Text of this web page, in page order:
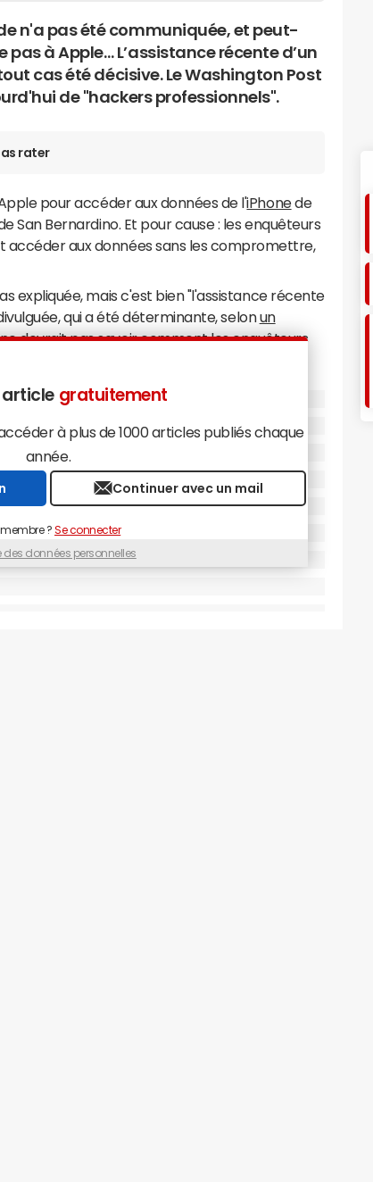
n'a pas été communiquée, et peut-
pas à Apple… L’assistance récente d’un
cas été décisive. Le Washington Post
de "hackers professionnels".
rater
pour accéder aux données de l'iPhonede
San Bernardino. Et pour cause : les enquêteurs
aux données sans les compromettre,
expliquée, mais c'est bien "l'assistance récente
qui a été déterminante, selonun
devrait pas savoir comment les enquêteurs
failles inconnues affectant iOS ont déjà pu
tiers décisif pouvait être Cellebrite, une
sur son site pouvoir accéder aux
celui de Syed Farook. Mais le Washington
et que ce sont d'autres "hackers
une faille jusque là inconnue" au FBI - qui
de l'assistance d'Apple.
de fer opposait le gouvernement américain, qui
article gratuitement
à plus de 1000 articles publiés chaque
année.
Continuer avec un mail
membre ? Se connecter
des données personnelles